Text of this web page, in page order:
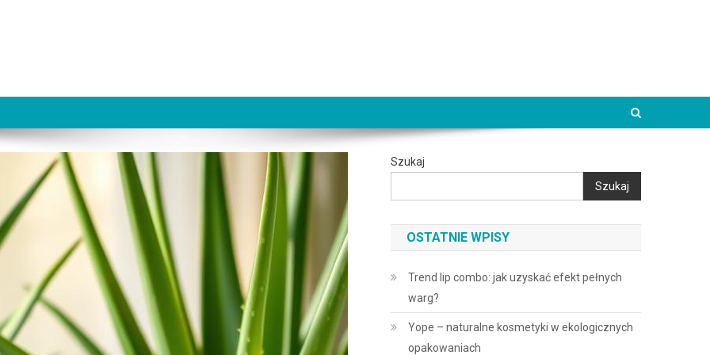
Szukaj
Szukaj
OSTATNIE WPISY
Trend lip combo: jak uzyskać efekt pełnych
warg?
Yope – naturalne kosmetyki w ekologicznych
opakowaniach